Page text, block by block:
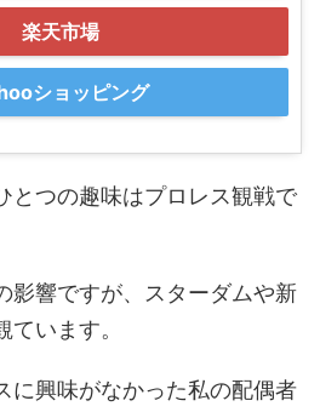
楽天市場
ショッピング
とつの趣味はプロレス観戦で
影響ですが、スターダムや新
います。
に興味がなかった私の配偶者